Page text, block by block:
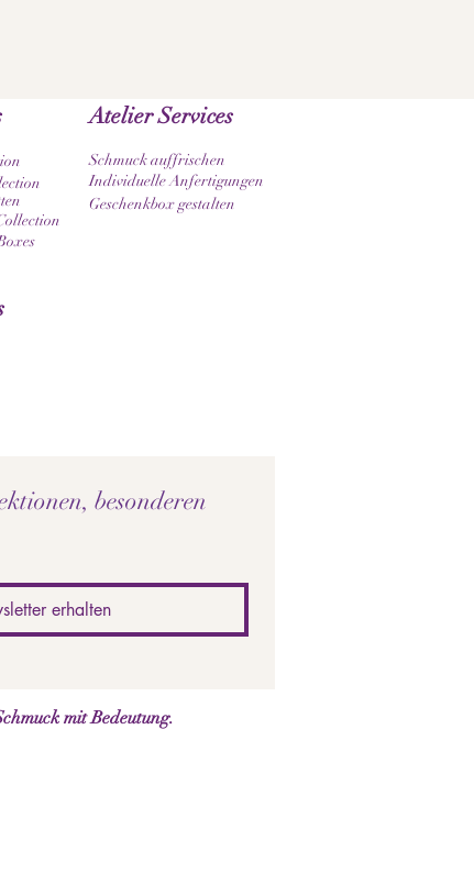
Atelier Services
Schmuck auffrischen
Individuelle Anfertigungen
Geschenkbox gestalten
besonderen
erhalten
mit Bedeutung.